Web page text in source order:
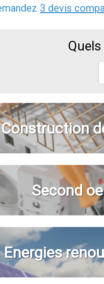
3 devis
Construction
Second
Energies